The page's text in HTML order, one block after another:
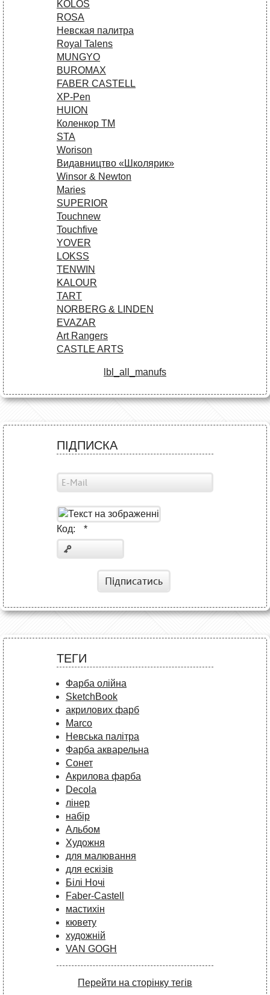
KOLOS
ROSA
Невская палитра
Royal Talens
MUNGYO
BUROMAX
FABER CASTELL
XP-Pen
HUION
Коленкор ТМ
STA
Worison
Видавництво «Школярик»
Winsor & Newton
Maries
SUPERIOR
Touchnew
Touchfive
YOVER
LOKSS
TENWIN
KALOUR
TART
NORBERG & LINDEN
EVAZAR
Art Rangers
CASTLE ARTS
lbl_all_manufs
ПІДПИСКА
Код: *
Підписатись
ТЕГИ
Фарба олійна
SketchBook
акрилових фарб
Marco
Невська палітра
Фарба акварельна
Сонет
Акрилова фарба
Decola
лінер
набір
Альбом
Художня
для малювання
для ескізів
Білі Ночі
Faber-Castell
мастихін
кювету
художній
VAN GOGH
Перейти на сторінку тегів